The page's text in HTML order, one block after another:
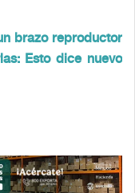
brazo reproductor
Esto dice nuevo